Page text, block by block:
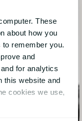
These
about how you
remember you.
and
for analytics
this website and
cookies we use,